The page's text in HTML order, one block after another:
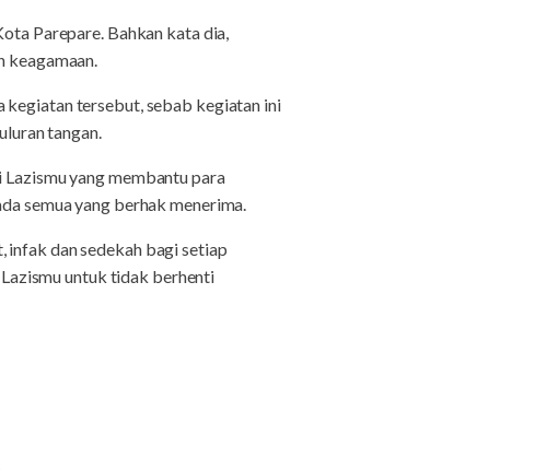
Parepare. Bahkan kata dia,
keagamaan.
kegiatan tersebut, sebab kegiatan ini
tangan.
yang membantu para
semua yang berhak menerima.
infak dan sedekah bagi setiap
untuk tidak berhenti